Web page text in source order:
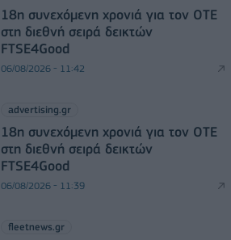
18η συνεχόμενη χρονιά για τον ΟΤΕ
στη διεθνή σειρά δεικτών
FTSE4Good
06/08/2026 - 11:42
advertising.gr
18η συνεχόμενη χρονιά για τον ΟΤΕ
στη διεθνή σειρά δεικτών
FTSE4Good
06/08/2026 - 11:39
fleetnews.gr